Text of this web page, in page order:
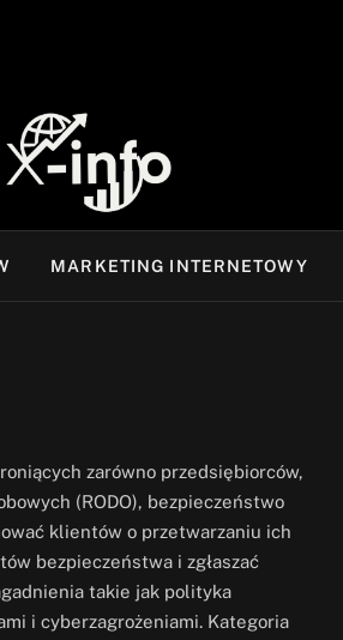
MARKETING INTERNETOWY
zarówno przedsiębiorców,
(RODO), bezpieczeństwo
klientów o przetwarzaniu ich
bezpieczeństwa i zgłaszać
takie jak polityka
i cyberzagrożeniami. Kategoria